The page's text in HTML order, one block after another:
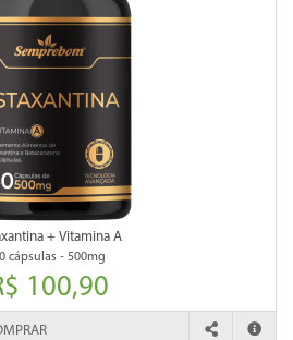
+ Vitamina A
cápsulas - 500mg
100,90